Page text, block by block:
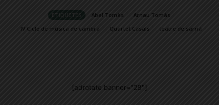
ETIQUETES Abel Tomàs
Arnau Tomàs
IV Cicle de música de cambra
Quartet Casals teatre de sarrià
[adrotate banner="28"]